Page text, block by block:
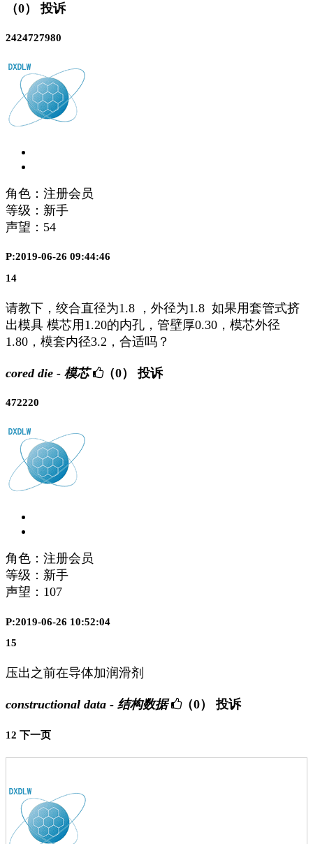
（0）
投诉
2424727980
角色：注册会员
等级：新手
声望： 54
P:2019-06-26 09:44:46
14
请教下，绞合直径为1.8 ，外径为1.8 如果用套管式挤
出模具 模芯用1.20的内孔，管壁厚0.30，模芯外径
1.80，模套内径3.2，合适吗？
cored die - 模芯 （0） 投诉
472220
角色：注册会员
等级：新手
声望： 107
P:2019-06-26 10:52:04
15
压出之前在导体加润滑剂
constructional data - 结构数据 （0） 投诉
12 下一页